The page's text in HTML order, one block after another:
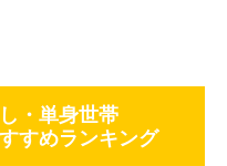
・単身世帯
すめランキング